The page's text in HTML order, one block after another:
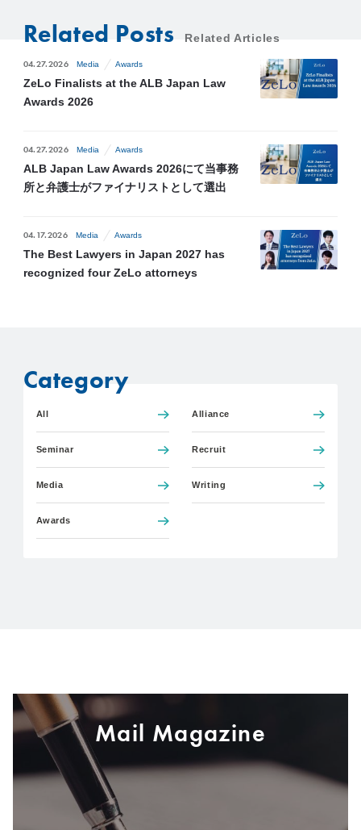
Related Posts Related Articles
04.27.2026 Media Awards
ZeLo Finalists at the ALB Japan Law
Awards 2026
04.27.2026 Media Awards
ALB Japan Law Awards 2026にて当事務
所と弁護士がファイナリストとして選出
04.17.2026 Media Awards
The Best Lawyers in Japan 2027 has
recognized four ZeLo attorneys
Category
All Alliance
Seminar Recruit
Media Writing
Awards
Mail Magazine